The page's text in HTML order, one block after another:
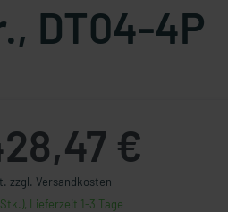
DT04-4P
€
zzgl. Versandkosten
Lieferzeit 1-3 Tage